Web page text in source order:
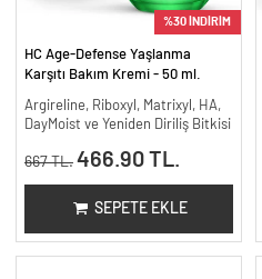
%30 İNDİRİM
HC Age-Defense Yaşlanma
Karşıtı Bakım Kremi - 50 ml.
Argireline, Riboxyl, Matrixyl, HA,
DayMoist ve Yeniden Diriliş Bitkisi
667 TL. 466.90 TL.
SEPETE EKLE